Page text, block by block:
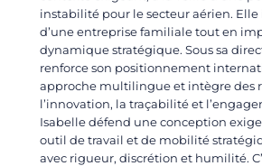
instabilité pour le secteur aérien.
d’une entreprise familiale tout en
dynamique stratégique. Sous sa
renforce son positionnement
approche multilingue et intègre des
l’innovation, la traçabilité et
Isabelle défend une conception
outil de travail et de mobilité
avec rigueur, discrétion et humilité.